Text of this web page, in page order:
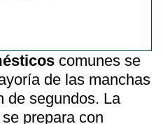
comunes se
de las manchas
de segundos. La
prepara con